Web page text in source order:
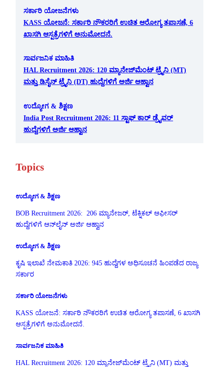
ಸರ್ಕಾರಿ ಯೋಜನೆಗಳು
KASS ಯೋಜನೆ: ಸರ್ಕಾರಿ ನೌಕರರಿಗೆ ಉಚಿತ ಆರೋಗ್ಯ ತಪಾಸಣೆ, 6
ಖಾಸಗಿ ಆಸ್ಪತ್ರೆಗಳಿಗೆ ಅನುಮೋದನೆ.
ಸಾರ್ವಜನಿಕ ಮಾಹಿತಿ
HAL Recruitment 2026: 120 ಮ್ಯಾನೇಜ್‌ಮೆಂಟ್ ಟ್ರೈನಿ (MT)
ಮತ್ತು ಡಿಸೈನ್ ಟ್ರೈನಿ (DT) ಹುದ್ದೆಗಳಿಗೆ ಅರ್ಜಿ ಆಹ್ವಾನ
ಉದ್ಯೋಗ & ಶಿಕ್ಷಣ
India Post Recruitment 2026: 11 ಸ್ಟಾಫ್ ಕಾರ್ ಡ್ರೈವರ್
ಹುದ್ದೆಗಳಿಗೆ ಅರ್ಜಿ ಆಹ್ವಾನ
Topics
ಉದ್ಯೋಗ & ಶಿಕ್ಷಣ
BOB Recruitment 2026: 206 ಮ್ಯಾನೇಜರ್, ಟೆಕ್ನಿಕಲ್ ಆಫೀಸರ್
ಹುದ್ದೆಗಳಿಗೆ ಆನ್‌ಲೈನ್ ಅರ್ಜಿ ಆಹ್ವಾನ
ಉದ್ಯೋಗ & ಶಿಕ್ಷಣ
ಕೃಷಿ ಇಲಾಖೆ ನೇಮಕಾತಿ 2026: 945 ಹುದ್ದೆಗಳ ಅಧಿಸೂಚನೆ ಹಿಂಪಡೆದ ರಾಜ್ಯ
ಸರ್ಕಾರ
ಸರ್ಕಾರಿ ಯೋಜನೆಗಳು
KASS ಯೋಜನೆ: ಸರ್ಕಾರಿ ನೌಕರರಿಗೆ ಉಚಿತ ಆರೋಗ್ಯ ತಪಾಸಣೆ, 6 ಖಾಸಗಿ
ಆಸ್ಪತ್ರೆಗಳಿಗೆ ಅನುಮೋದನೆ.
ಸಾರ್ವಜನಿಕ ಮಾಹಿತಿ
HAL Recruitment 2026: 120 ಮ್ಯಾನೇಜ್‌ಮೆಂಟ್ ಟ್ರೈನಿ (MT) ಮತ್ತು